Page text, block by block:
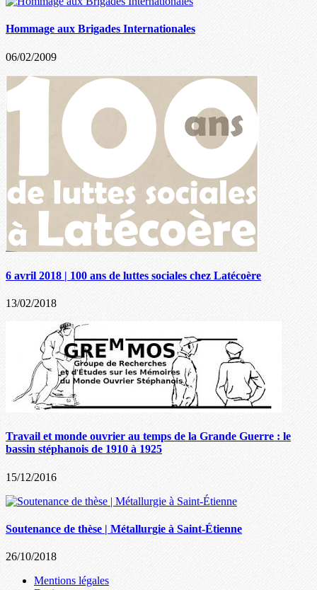
Hommage aux Brigades Internationales
06/02/2009
6 avril 2018 | 100 ans de luttes sociales chez Latécoère
13/02/2018
Travail et monde ouvrier au temps de la Grande Guerre : le
bassin stéphanois de 1910 à 1925
15/12/2016
Soutenance de thèse | Métallurgie à Saint-Étienne
26/10/2018
Mentions légales